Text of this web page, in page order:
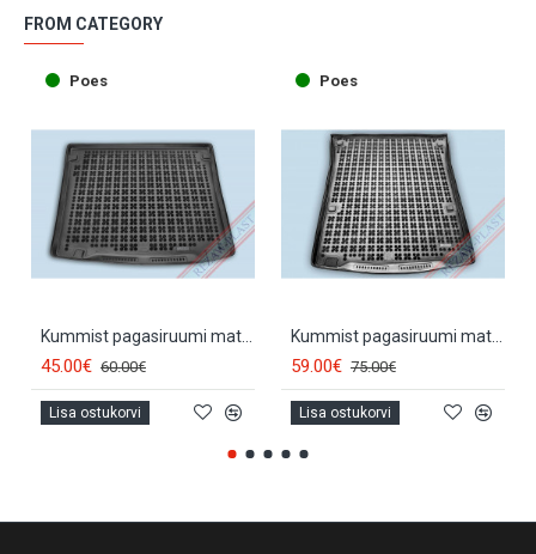
FROM CATEGORY
Poes
Kummist pagasiruumi matt VOLKSWAGEN CADDY (5s.)(2004-...) 231826
45.00€ 60.00€
Lisa ostukorvi
Poes
Kummist pagasiruumi matt VOLKSWAGEN CADDY MAXI (5d.)(2007-...) 231851
59.00€ 75.00€
Lisa ostukorvi